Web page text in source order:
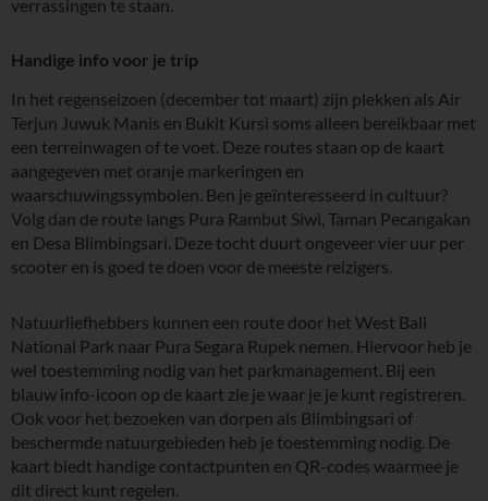
verrassingen te staan.
Handige info voor je trip
In het regenseizoen (december tot maart) zijn plekken als Air
Terjun Juwuk Manis en Bukit Kursi soms alleen bereikbaar met
een terreinwagen of te voet. Deze routes staan op de kaart
aangegeven met oranje markeringen en
waarschuwingssymbolen. Ben je geïnteresseerd in cultuur?
Volg dan de route langs Pura Rambut Siwi, Taman Pecangakan
en Desa Blimbingsari. Deze tocht duurt ongeveer vier uur per
scooter en is goed te doen voor de meeste reizigers.
Natuurliefhebbers kunnen een route door het West Bali
National Park naar Pura Segara Rupek nemen. Hiervoor heb je
wel toestemming nodig van het parkmanagement. Bij een
blauw info-icoon op de kaart zie je waar je je kunt registreren.
Ook voor het bezoeken van dorpen als Blimbingsari of
beschermde natuurgebieden heb je toestemming nodig. De
kaart biedt handige contactpunten en QR-codes waarmee je
dit direct kunt regelen.